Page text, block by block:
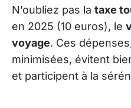
N’oubliez pas la taxe
en 2025 (10 euros), le
voyage. Ces
minimisées, évitent
et participent à la